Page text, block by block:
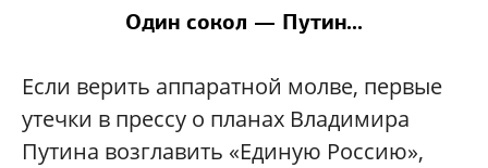
Один сокол — Путин...
Если верить аппаратной молве, первые
утечки в прессу о планах Владимира
Путина возглавить «Единую Россию»,